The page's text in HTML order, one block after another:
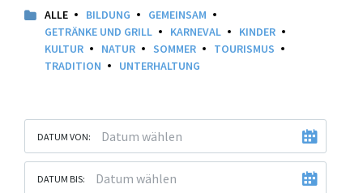
ALLE BILDUNG
GEMEINSAM
GETRÄNKE UND GRILL
KARNEVAL
KINDER
KULTUR
NATUR SOMMER
TOURISMUS
TRADITION
UNTERHALTUNG
DATUM VON:
DATUM BIS: